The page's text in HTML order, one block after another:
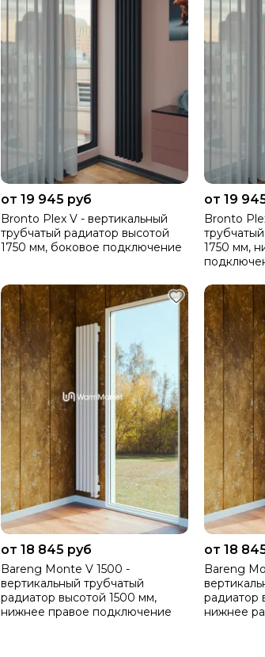
от 19 945 руб
Bronto Plex V - вертикальный
трубчатый радиатор высотой
1750 мм, боковое подключение
от 19
Bronto
1750 мм,
от 18 845 руб
Bareng Monte V 1500 -
вертикальный трубчатый
радиатор высотой 1500 мм,
нижнее правое подключение
от 18
Bareng
радиатор
нижнее